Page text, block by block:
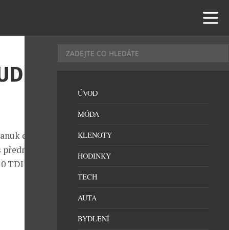
quattro
TDI
ÚVOD
MÓDA
KLENOTY
HODINKY
TECH
AUTA
BYDLENÍ